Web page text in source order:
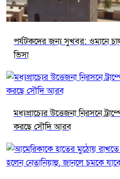
পর্যটকদের জন্য সুখবর: ওমানে
ভিসা
মধ্যপ্রাচ্যের উত্তেজনা নিরসনে
করছে সৌদি আরব